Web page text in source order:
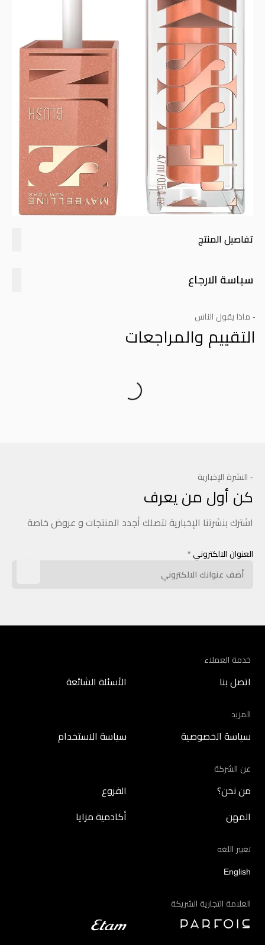
تفاصيل المنتج
سياسة الارجاع
- ماذا يقول الناس
التقييم والمراجعات
- النشرة الإخبارية
كن أول من يعرف
اشترك بنشرتنا الإخبارية لتصلك أجدد المنتجات و عروض خاصة
العنوان الالكتروني *
خدمة العملاء
اتصل بنا الأسئلة الشائعة
المزيد
سياسة الخصوصية سياسة الاستخدام
عن الشركة
من نحن؟ الفروع
المهن أكادمية مزايا
تغيير اللغه
English
العلامة التجارية الشريكة